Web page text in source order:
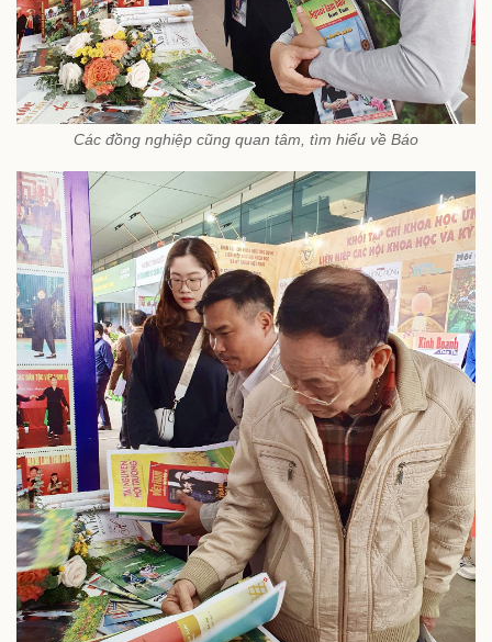
Các đồng nghiệp cũng quan tâm, tìm hiểu về Báo